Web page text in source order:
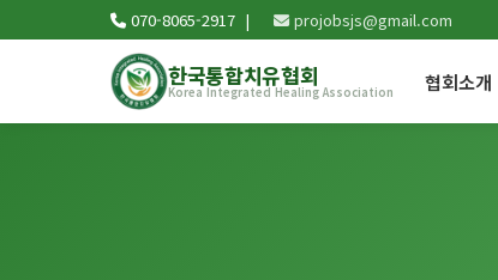
070-8065-2917 | projobsjs@gmail.com
한국통합치유협회
Korea Integrated Healing Association 협회소개